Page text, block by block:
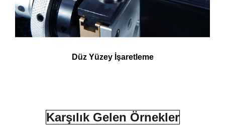
Düz Yüzey İşaretleme
Karşılık Gelen Örnekler